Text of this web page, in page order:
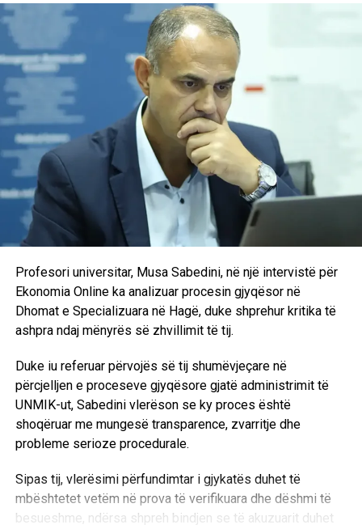
Profesori universitar, Musa Sabedini, në një intervistë për
Ekonomia Online ka analizuar procesin gjyqësor në
Dhomat e Specializuara në Hagë, duke shprehur kritika të
ashpra ndaj mënyrës së zhvillimit të tij.
Duke iu referuar përvojës së tij shumëvjeçare në
përcjelljen e proceseve gjyqësore gjatë administrimit të
UNMIK-ut, Sabedini vlerëson se ky proces është
shoqëruar me mungesë transparence, zvarritje dhe
probleme serioze procedurale.
Sipas tij, vlerësimi përfundimtar i gjykatës duhet të
mbështetet vetëm në prova të verifikuara dhe dëshmi të
besueshme, ndërsa shpreh bindjen se të akuzuarit duhet